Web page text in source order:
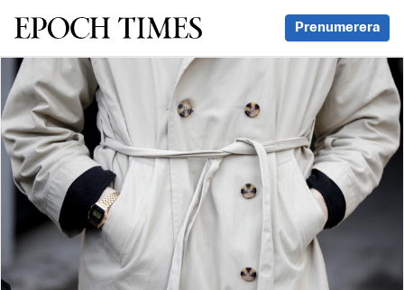
Svenska Epoch Times Prenumerera